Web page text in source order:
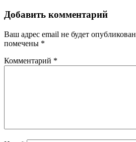
Добавить комментарий
Ваш адрес email не будет
помечены *
Комментарий *